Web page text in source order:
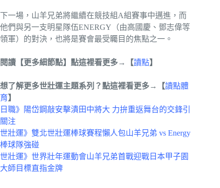
下一場，山羊兄弟將繼續在競技組A組賽事中邁進，而
他們與另一支明星隊伍ENERGY（由高國慶、鄧志偉等
領軍）的對決，也將是賽會最受矚目的焦點之一。
閱讀【更多細節點】點這裡看更多→【讀點】
想了解更多世壯運主題系列？點這裡看更多→【讀點體
育】
日職》陽岱鋼敲安擊潰田中將大 力拚重返舞台的交鋒引
關注
世壯運》雙北世壯運棒球賽程懶人包山羊兄弟 vs Energy
棒球隊強碰
世壯運》世界壯年運動會山羊兄弟首戰迎戰日本甲子園
大師目標直指金牌